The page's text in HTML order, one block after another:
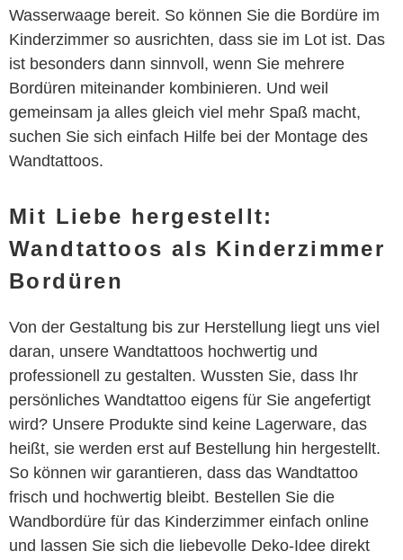
Wasserwaage bereit. So können Sie die Bordüre im
Kinderzimmer so ausrichten, dass sie im Lot ist. Das
ist besonders dann sinnvoll, wenn Sie mehrere
Bordüren miteinander kombinieren. Und weil
gemeinsam ja alles gleich viel mehr Spaß macht,
suchen Sie sich einfach Hilfe bei der Montage des
Wandtattoos.
Mit Liebe hergestellt:
Wandtattoos als Kinderzimmer
Bordüren
Von der Gestaltung bis zur Herstellung liegt uns viel
daran, unsere Wandtattoos hochwertig und
professionell zu gestalten. Wussten Sie, dass Ihr
persönliches Wandtattoo eigens für Sie angefertigt
wird? Unsere Produkte sind keine Lagerware, das
heißt, sie werden erst auf Bestellung hin hergestellt.
So können wir garantieren, dass das Wandtattoo
frisch und hochwertig bleibt. Bestellen Sie die
Wandbordüre für das Kinderzimmer einfach online
und lassen Sie sich die liebevolle Deko-Idee direkt